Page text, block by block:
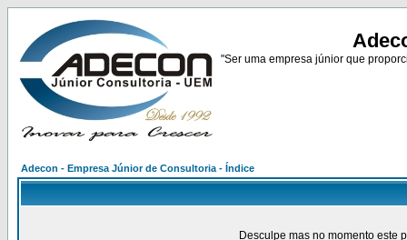
"Ser uma empresa júnior que
Adecon - Empresa Júnior de Consultoria - Índice
Desculpe mas no momento este